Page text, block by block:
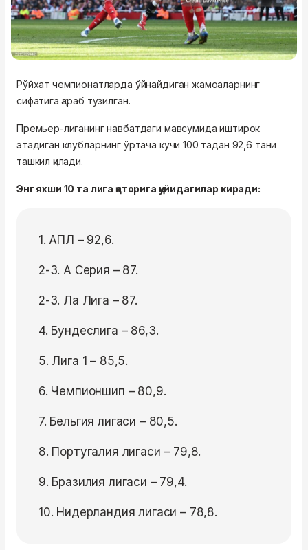
Рўйхат чемпионатларда ўйнайдиган жамоаларнинг
сифатига қараб тузилган.
Премьер-лиганинг навбатдаги мавсумида иштирок
этадиган клубларнинг ўртача кучи 100 тадан 92,6 тани
ташкил қилади.
Энг яхши 10 та лига қаторига қуйидагилар киради:
1. АПЛ – 92,6.
2-3. А Серия – 87.
2-3. Ла Лига – 87.
4. Бундеслига – 86,3.
5. Лига 1 – 85,5.
6. Чемпионшип – 80,9.
7. Бельгия лигаси – 80,5.
8. Португалия лигаси – 79,8.
9. Бразилия лигаси – 79,4.
10. Нидерландия лигаси – 78,8.